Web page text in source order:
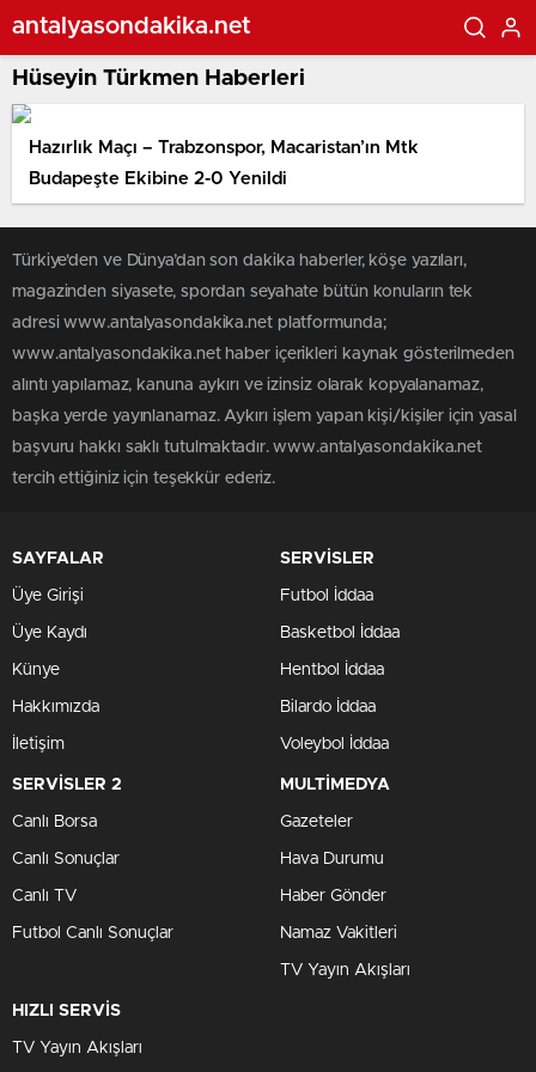
antalyasondakika.net
Hüseyin Türkmen Haberleri
Hazırlık Maçı – Trabzonspor, Macaristan’ın Mtk
Budapeşte Ekibine 2-0 Yenildi
Türkiye'den ve Dünya’dan son dakika haberler, köşe yazıları,
magazinden siyasete, spordan seyahate bütün konuların tek
adresi www.antalyasondakika.net platformunda;
www.antalyasondakika.net haber içerikleri kaynak gösterilmeden
alıntı yapılamaz, kanuna aykırı ve izinsiz olarak kopyalanamaz,
başka yerde yayınlanamaz. Aykırı işlem yapan kişi/kişiler için yasal
başvuru hakkı saklı tutulmaktadır. www.antalyasondakika.net
tercih ettiğiniz için teşekkür ederiz.
SAYFALAR
Üye Girişi
Üye Kaydı
Künye
Hakkımızda
İletişim
SERVİSLER
Futbol İddaa
Basketbol İddaa
Hentbol İddaa
Bilardo İddaa
Voleybol İddaa
SERVİSLER 2
Canlı Borsa
Canlı Sonuçlar
Canlı TV
Futbol Canlı Sonuçlar
MULTİMEDYA
Gazeteler
Hava Durumu
Haber Gönder
Namaz Vakitleri
TV Yayın Akışları
HIZLI SERVİS
TV Yayın Akışları